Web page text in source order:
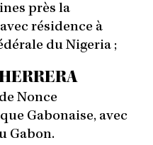
près la
résidence à
du Nigeria ;
Nonce
Gabonaise, avec
Gabon.